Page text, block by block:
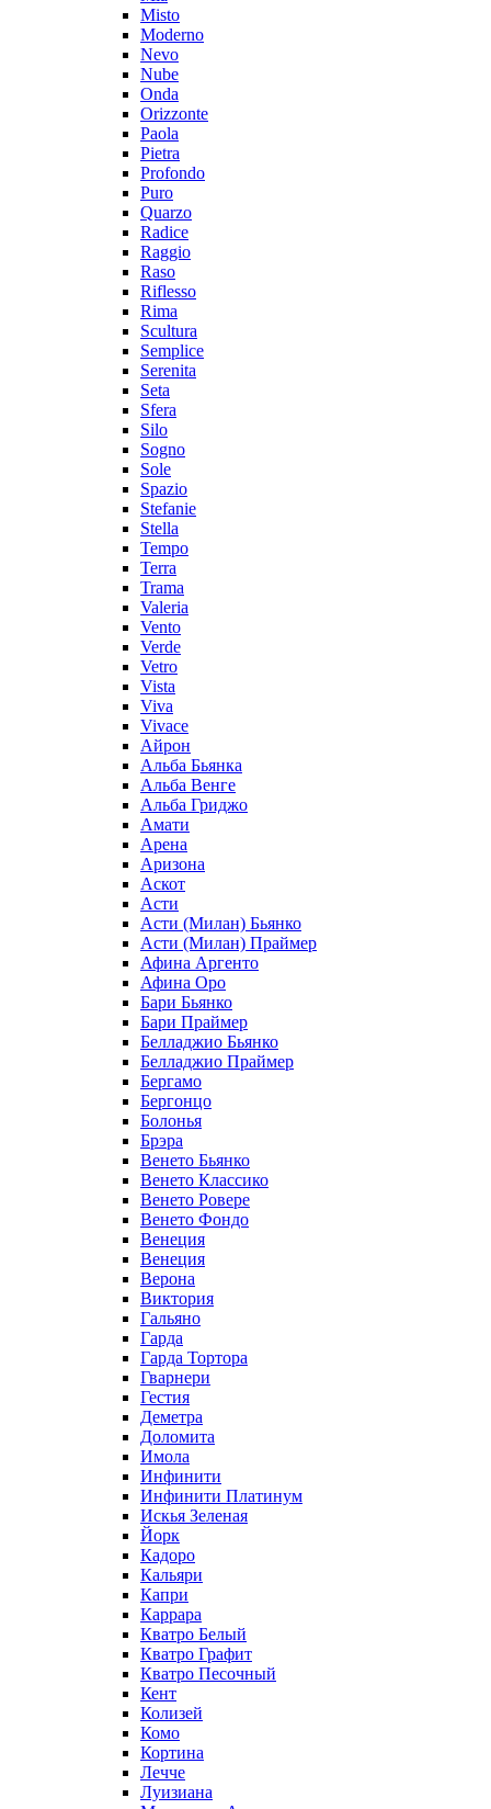
Misto
Moderno
Nevo
Nube
Onda
Orizzonte
Paola
Pietra
Profondo
Puro
Quarzo
Radice
Raggio
Raso
Riflesso
Rima
Scultura
Semplice
Serenita
Seta
Sfera
Silo
Sogno
Sole
Spazio
Stefanie
Stella
Tempo
Terra
Trama
Valeria
Vento
Verde
Vetro
Vista
Viva
Vivace
Айрон
Альба Бьянка
Альба Венге
Альба Гриджо
Амати
Арена
Аризона
Аскот
Асти
Асти (Милан) Бьянко
Асти (Милан) Праймер
Афина Аргенто
Афина Оро
Бари Бьянко
Бари Праймер
Белладжио Бьянко
Белладжио Праймер
Бергамо
Бергонцо
Болонья
Брэра
Венето Бьянко
Венето Классико
Венето Ровере
Венето Фондо
Венеция
Венеция
Верона
Виктория
Гальяно
Гарда
Гарда Тортора
Гварнери
Гестия
Деметра
Доломита
Имола
Инфинити
Инфинити Платинум
Искья Зеленая
Йорк
Кадоро
Кальяри
Капри
Каррара
Кватро Белый
Кватро Графит
Кватро Песочный
Кент
Колизей
Комо
Кортина
Лечче
Луизиана